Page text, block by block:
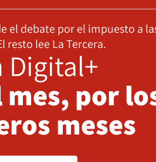
el debate por el impuesto a
resto lee La Tercera.
Digital+
mes, por
meses